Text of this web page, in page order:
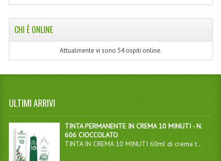
CHI È ONLINE
Attualmente vi sono 54 ospiti online.
ULTIMI ARRIVI
TINTA PERMANENTE IN CREMA 10 MINUTI - N.
606 CIOCCOLATO
TINTA IN CREMA 10 MINUTI 60ml di crema t...